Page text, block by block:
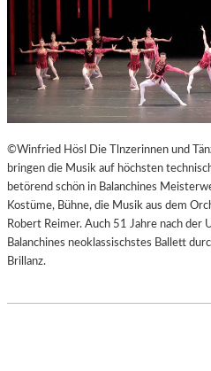
©Winfried Hösl Die Tlnzerinnen und
bringen die Musik auf höchsten
betörend schön in Balanchines
Kostüme, Bühne, die Musik aus dem
Robert Reimer. Auch 51 Jahre nach der
Balanchines neoklassischstes Ballett
Brillanz.